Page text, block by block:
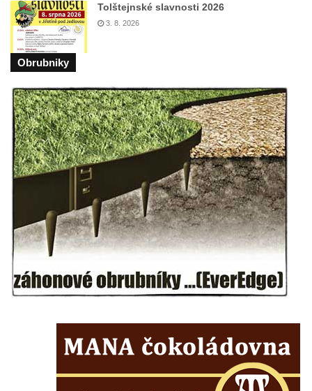
Boží muka na Kostelní stezce v
Mikulášovicích
Franzeho kříž u domu čp. 356 v
Mikulášovicích
Hammerberský kříž na křižovatce mezi
domy čp. 739 a 758 v Mikulášovicích
Kříž Johannese Herlta poblíž domu čp. 428
v Mikulášovicích
Drascheho kříž na zahradě domu čp. 915 v
Mikulášovicích
Hillův kříž u domu čp. 436 v Mikulášovicích
Hampelův kříž západně od dolního nádraží
v Mikulášovicích
Kříž před kostelem svatých Petra a Pavla v
Růžové
Centrální kříž na novém hřbitově ve
Tolštejnské slavnosti 2026
3. 8. 2026
Obrubniky